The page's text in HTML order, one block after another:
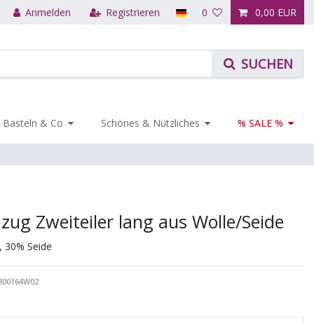
Anmelden Registrieren 0 0,00 EUR
Basteln & Co Schönes & Nützliches % SALE %
Zweiteiler lang aus Wolle/Seide
30% Seide